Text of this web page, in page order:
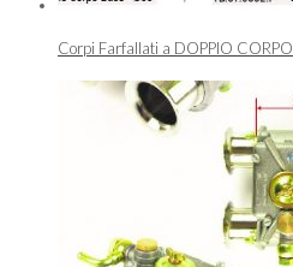
Corpi Farfallati a DOPPIO CORPO